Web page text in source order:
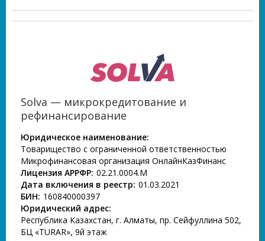
Solva — микрокредитование и
рефинансирование
Юридическое наименование:
Товарищество с ограниченной ответственностью
Микрофинансовая организация ОнлайнКазФинанс
Лицензия АРРФР: 02.21.0004.М
Дата включения в реестр: 01.03.2021
БИН: 160840000397
Юридический адрес:
Республика Казахстан, г. Алматы, пр. Сейфуллина 502,
БЦ «TURAR», 9й этаж